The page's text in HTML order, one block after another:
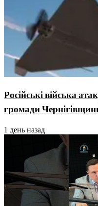
Російські війська
громади
1 день назад